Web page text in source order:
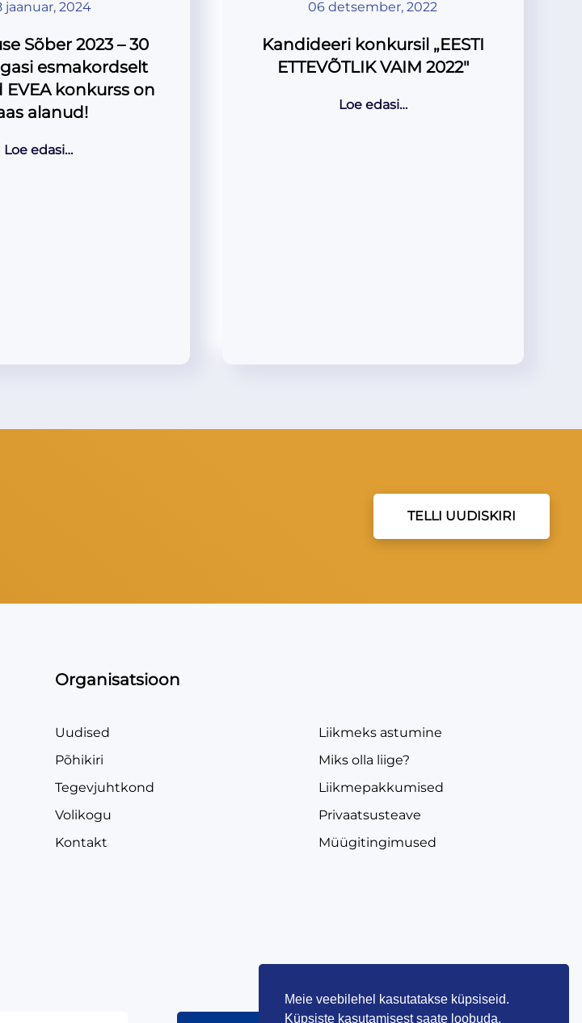
jaanuar, 2024
Sõber 2023 – 30
esmakordselt
konkurss on
alanud!
Loe edasi…
06 detsember, 2022
Kandideeri konkursil „EESTI
ETTEVÕTLIK VAIM 2022″
Loe edasi…
TELLI UUDISKIRI
Organisatsioon
Uudised
Põhikiri
Tegevjuhtkond
Volikogu
Kontakt
Liikmeks astumine
Miks olla liige?
Liikmepakkumised
Privaatsusteave
Müügitingimused
Meie veebilehel kasutatakse küpsiseid.
Küpsiste kasutamisest saate loobuda,